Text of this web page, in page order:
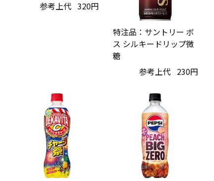
参考上代 320円
特注品：サントリー ボ
ス シルキードリップ微
糖
参考上代 230円